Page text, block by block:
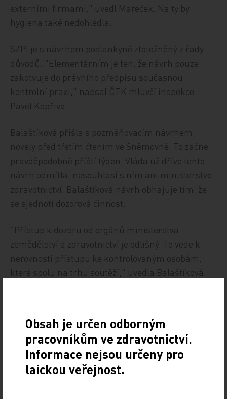
externími firmami," uvedl Mareček. Na ty by
hygiena také nedohlédla.
SZPI je s návrhem poslankyně ztotožněný z řady
důvodů. "Elementárním je ten, že návrh pouze
zakotvuje do právního předpisu současnou
kontrolní praxi," napsal ČTK mluvčí inspekce
Pavel Kopřiva.
Balaštíková přišla s pozměňovacím návrhem
novely před třetím čtením ve Sněmovně. To začne
pravděpodobně příští týden. Vláda už dříve tento
návrh odmítla, nesouhlasí s ním ani ministerstvo
zdravotnictví. Balaštíková návrh obhajuje tím, že
se sjednotí dozorová činnost.
"Přístup k dozoru od orgánů ministerstva
zemědělství a zdravotnictví je odlišný. To vede k
nerovnosti přístupu ke kontrolovaným osobám,
které spolu na trhu soutěží," uvedla Balaštíková.
ČTK
Obsah je určen odborným
pracovníkům ve zdravotnictví.
Informace nejsou určeny pro
laickou veřejnost.